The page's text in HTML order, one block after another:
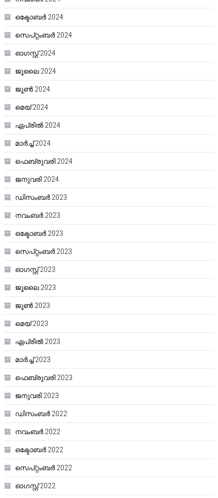
ഒക്ടോബർ 2024
സെപ്റ്റംബർ 2024
ഓഗസ്റ്റ്‌ 2024
ജൂലൈ 2024
ജൂൺ 2024
മെയ്‌ 2024
ഏപ്രിൽ 2024
മാർച്ച്‌ 2024
ഫെബ്രുവരി 2024
ജനുവരി 2024
ഡിസംബർ 2023
നവംബർ 2023
ഒക്ടോബർ 2023
സെപ്റ്റംബർ 2023
ഓഗസ്റ്റ്‌ 2023
ജൂലൈ 2023
ജൂൺ 2023
മെയ്‌ 2023
ഏപ്രിൽ 2023
മാർച്ച്‌ 2023
ഫെബ്രുവരി 2023
ജനുവരി 2023
ഡിസംബർ 2022
നവംബർ 2022
ഒക്ടോബർ 2022
സെപ്റ്റംബർ 2022
ഓഗസ്റ്റ്‌ 2022